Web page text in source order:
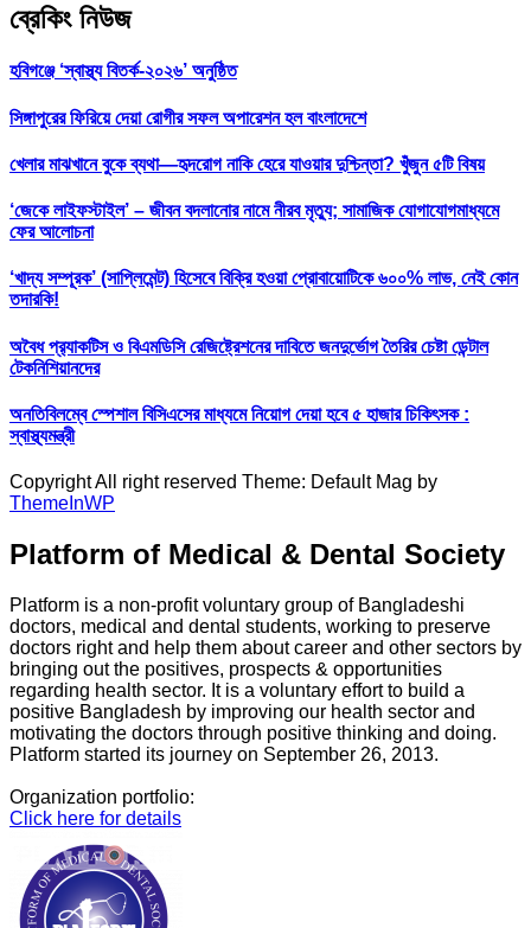
ব্রেকিং নিউজ
হবিগঞ্জে ‘স্বাস্থ্য বিতর্ক-২০২৬’ অনুষ্ঠিত
সিঙ্গাপুরের ফিরিয়ে দেয়া রোগীর সফল অপারেশন হল বাংলাদেশে
খেলার মাঝখানে বুকে ব্যথা—হৃদরোগ নাকি হেরে যাওয়ার দুশ্চিন্তা? খুঁজুন ৫টি বিষয়
‘জেকে লাইফস্টাইল’ – জীবন বদলানোর নামে নীরব মৃত্যু; সামাজিক যোগাযোগমাধ্যমে
ফের আলোচনা
‘খাদ্য সম্পূরক’ (সাপ্লিমেন্ট) হিসেবে বিক্রি হওয়া প্রোবায়োটিকে ৬০০% লাভ, নেই কোন
তদারকি!
অবৈধ প্র‍্যাকটিস ও বিএমডিসি রেজিষ্ট্রেশনের দাবিতে জনদুর্ভোগ তৈরির চেষ্টা ডেন্টাল
টেকনিশিয়ানদের
অনতিবিলম্বে স্পেশাল বিসিএসের মাধ্যমে নিয়োগ দেয়া হবে ৫ হাজার চিকিৎসক :
স্বাস্থ্যমন্ত্রী
Copyright All right reserved Theme: Default Mag by
ThemeInWP
Platform of Medical & Dental Society
Platform is a non-profit voluntary group of Bangladeshi
doctors, medical and dental students, working to preserve
doctors right and help them about career and other sectors by
bringing out the positives, prospects & opportunities
regarding health sector. It is a voluntary effort to build a
positive Bangladesh by improving our health sector and
motivating the doctors through positive thinking and doing.
Platform started its journey on September 26, 2013.
Organization portfolio:
Click here for details